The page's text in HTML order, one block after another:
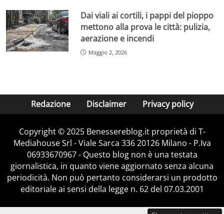
Dai viali ai cortili, i pappi del pioppo
mettono alla prova le città: pulizia,
aerazione e incendi
Maggio 2, 2026
Redazione Disclaimer Privacy policy
Copyright © 2025 Benessereblog.it proprietà di T-
Mediahouse Srl - Viale Sarca 336 20126 Milano - P.Iva
06933670967 - Questo blog non è una testata
giornalistica, in quanto viene aggiornato senza alcuna
periodicità. Non può pertanto considerarsi un prodotto
editoriale ai sensi della legge n. 62 del 07.03.2001